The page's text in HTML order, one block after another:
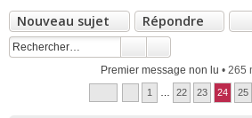
Nouveau sujet Répondre
Premier message non lu • 265
1 22 23 24 25